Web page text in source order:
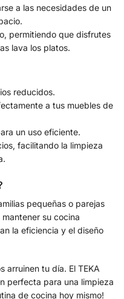
a las necesidades de un
permitiendo que disfrutes
lava los platos.
reducidos.
a tus muebles de
un uso eficiente.
facilitando la limpieza
pequeñas o parejas
su cocina
la eficiencia y el diseño
arruinen tu día. El TEKA
perfecta para una limpieza
de cocina hoy mismo!